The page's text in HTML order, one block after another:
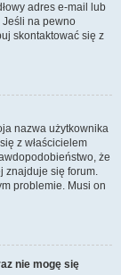
adres e-mail lub
Jeśli na pewno
skontaktować się z
nazwa użytkownika
z właścicielem
że
znajduje się forum.
problemie. Musi on
nie mogę się